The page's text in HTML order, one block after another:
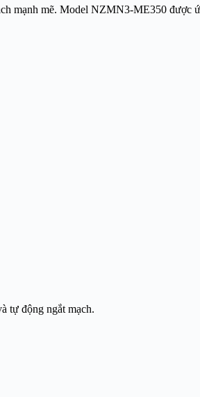
mạnh mẽ. Model NZMN3-ME350 được
tự động ngắt mạch.